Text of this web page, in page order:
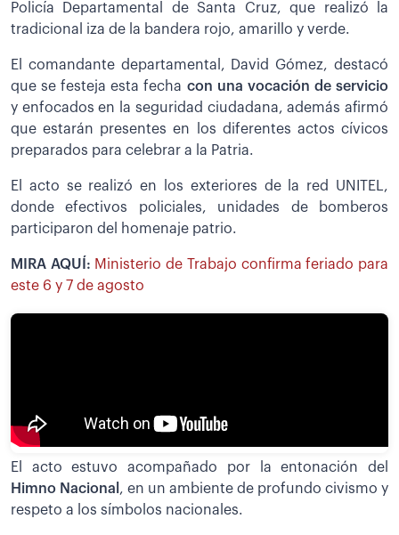
Policía Departamental de Santa Cruz, que realizó la
tradicional iza de la bandera rojo, amarillo y verde.
El comandante departamental, David Gómez, destacó
que se festeja esta fecha con una vocación de servicio
y enfocados en la seguridad ciudadana, además afirmó
que estarán presentes en los diferentes actos cívicos
preparados para celebrar a la Patria.
El acto se realizó en los exteriores de la red UNITEL,
donde efectivos policiales, unidades de bomberos
participaron del homenaje patrio.
MIRA AQUÍ: Ministerio de Trabajo confirma feriado para
este 6 y 7 de agosto
El acto estuvo acompañado por la entonación del
Himno Nacional , en un ambiente de profundo civismo y
respeto a los símbolos nacionales.